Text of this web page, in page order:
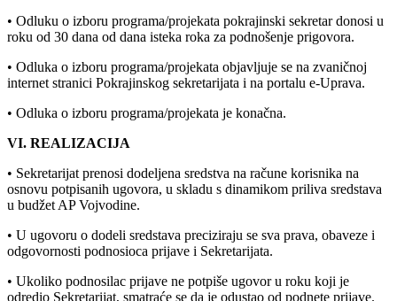
• Odluku o izboru programa/projekata pokrajinski sekretar donosi u
roku od 30 dana od dana isteka roka za podnošenje prigovora.
• Odluka o izboru programa/projekata objavljuje se na zvaničnoj
internet stranici Pokrajinskog sekretarijata i na portalu e-Uprava.
• Odluka o izboru programa/projekata je konačna.
VI. REALIZACIJA
• Sekretarijat prenosi dodeljena sredstva na račune korisnika na
osnovu potpisanih ugovora, u skladu s dinamikom priliva sredstava
u budžet AP Vojvodine.
• U ugovoru o dodeli sredstava preciziraju se sva prava, obaveze i
odgovornosti podnosioca prijave i Sekretarijata.
• Ukoliko podnosilac prijave ne potpiše ugovor u roku koji je
odredio Sekretarijat, smatraće se da je odustao od podnete prijave.